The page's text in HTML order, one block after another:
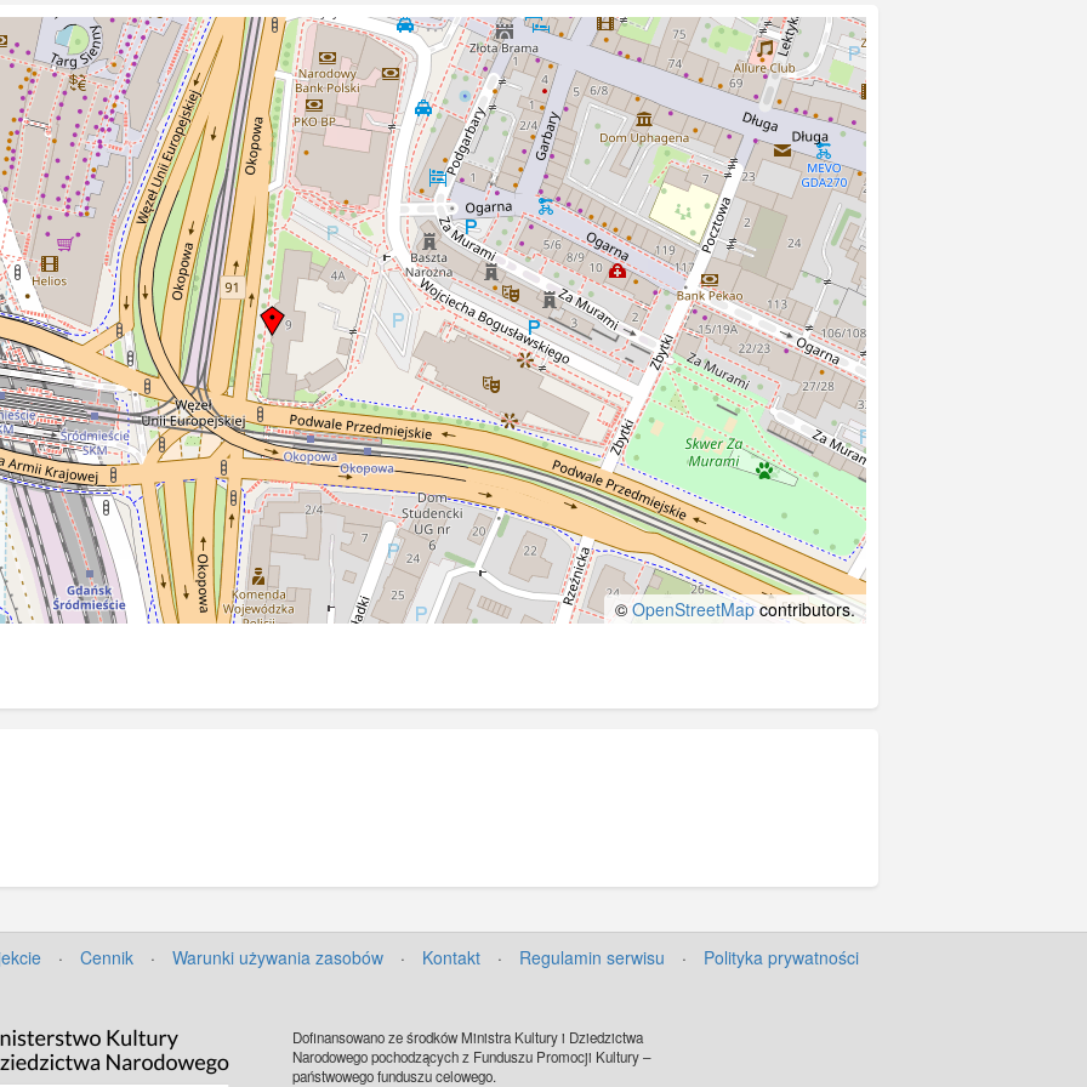
©OpenStreetMapcontributors.
· Cennik · Warunki używania zasobów · Kontakt · Regulamin serwisu · Polityka prywatności
Dofinansowano ze środków Ministra Kultury i Dziedzictwa
Narodowego pochodzących z Funduszu Promocji Kultury –
państwowego funduszu celowego.